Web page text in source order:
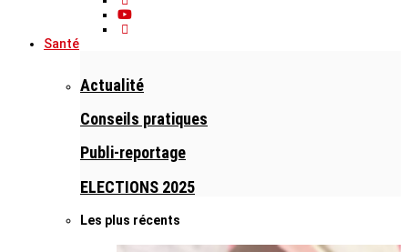
Santé
Actualité
Conseils pratiques
Publi-reportage
ELECTIONS 2025
Les plus récents